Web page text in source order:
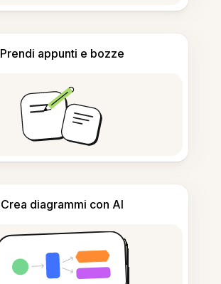
Prendi appunti e bozze
Crea diagrammi con AI